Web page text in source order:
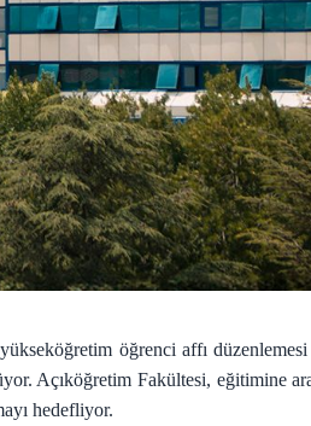
öğrenci affı
Açıköğretim Fakültesi, eğitimine
hedefliyor.